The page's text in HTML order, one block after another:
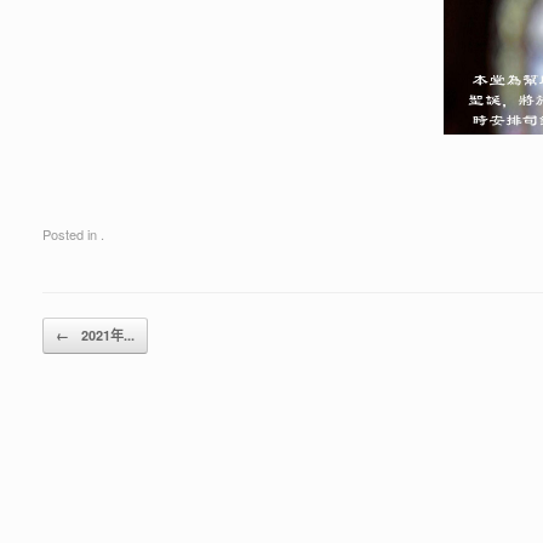
Posted in .
Post navigation
← 2021年...